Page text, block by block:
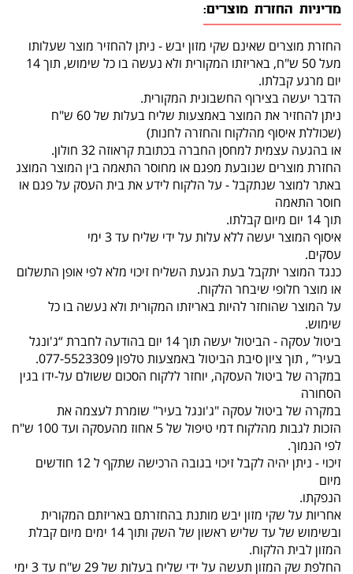
מדיניות החזרת מוצרים:
החזרת מוצרים שאינם שקי מזון יבש - ניתן להחזיר מוצר שעלותו
מעל 50 ש"ח, באריזתו המקורית ולא נעשה בו כל שימוש, תוך 14
יום מרגע קבלתו.
הדבר יעשה בצירוף החשבונית המקורית.
ניתן להחזיר את המוצר באמצעות שליח בעלות של 60 ש"ח
(שכוללת איסוף מהלקוח והחזרה לחנות)
או בהגעה עצמית למחסן החברה בכתובת קראוזה 32 חולון.
החזרת מוצרים שנובעת מפגם או מחוסר התאמה בין המוצר המוצג
באתר למוצר שנתקבל - על הלקוח לידע את בית העסק על פגם או
חוסר התאמה
תוך 14 יום מיום קבלתו.
איסוף המוצר יעשה ללא עלות על ידי שליח עד 3 ימי
עסקים.
כנגד המוצר יתקבל בעת הגעת השליח זיכוי מלא לפי אופן התשלום
או מוצר חלופי שיבחר הלקוח.
על המוצר שהוחזר להיות באריזתו המקורית ולא נעשה בו כל
שימוש.
ביטול עסקה - הביטול יעשה תוך 14 יום בהודעה לחברת “ג'ונגל
בעיר” , תוך ציון סיבת הביטול באמצעות טלפון 077-5523309.
במקרה של ביטול העסקה, יוחזר ללקוח הסכום ששולם על-ידו בגין
הסחורה
במקרה של ביטול עסקה "ג'ונגל בעיר" שומרת לעצמה את
הזכות לגבות מהלקוח דמי טיפול של 5 אחוז מהעסקה ועד 100 ש"ח
לפי הנמוך.
זיכוי - ניתן יהיה לקבל זיכוי בגובה הרכישה שתקף ל 12 חודשים
מיום
הנפקתו.
אחריות על שקי מזון יבש מותנת בהחזרתם באריזתם המקורית
ובשימוש של עד שליש ראשון של השק ותוך 14 ימים מיום קבלת
המזון לבית הלקוח.
החלפת שק המזון תעשה על ידי שליח בעלות של 29 ש"ח עד 3 ימי